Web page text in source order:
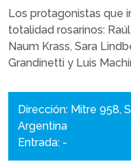
Los protagonistas que
totalidad rosarinos:
Naum Krass, Sara
Grandinetti y Luis
Dirección: Mitre 958,
Argentina
Entrada: -